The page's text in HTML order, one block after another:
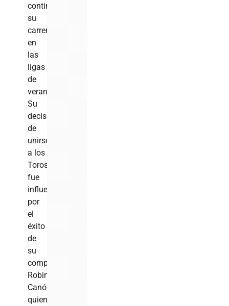
continuar
su
carrera
en
las
ligas
de
verano.
Su
decisión
de
unirse
a los
Toros
fue
influenciada
por
el
éxito
de
su
compatriota
Robinson
Canó,
quien